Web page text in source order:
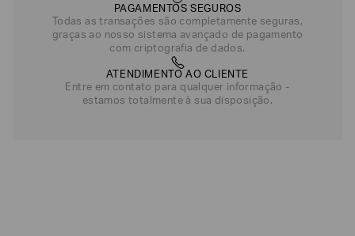
PAGAMENTOS SEGUROS
Todas as transações são completamente seguras,
graças ao nosso sistema avançado de pagamento
com criptografia de dados.
ATENDIMENTO AO CLIENTE
Entre em contato para qualquer informação -
estamos totalmente à sua disposição.